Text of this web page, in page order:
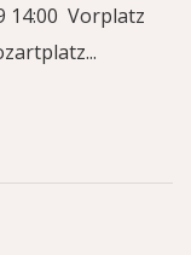
14:00 Vorplatz